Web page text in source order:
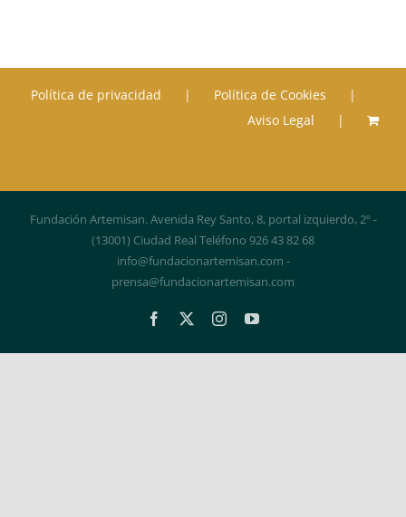
Política de privacidad
Política de Cookies
Aviso Legal
Fundación Artemisan. Avenida Rey Santo, 8, portal izquierdo, 2º -
(13001) Ciudad Real Teléfono 926 43 82 68
info@fundacionartemisan.com -
prensa@fundacionartemisan.com
Facebook InstagramYouTube